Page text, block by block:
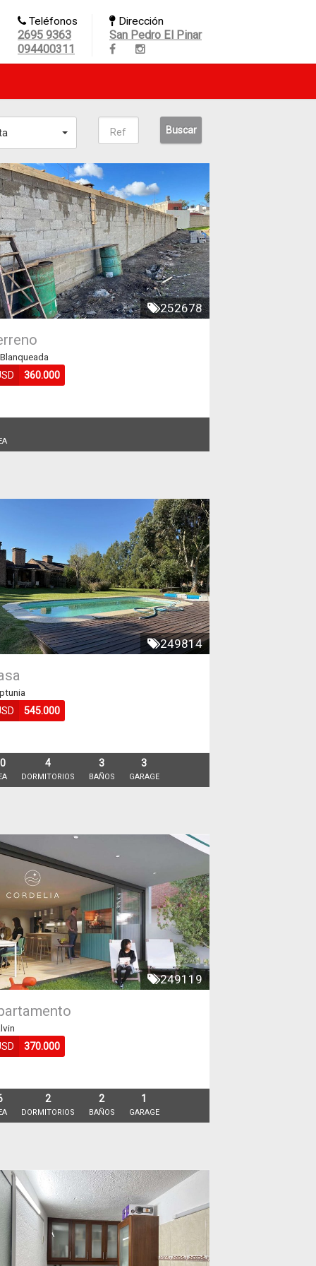
Teléfonos
2695 9363
094400311
Dirección
San Pedro El Pinar
252678
360.000
249814
545.000
4
DORMITORIOS
3
BAÑOS
3
GARAGE
249119
370.000
2
DORMITORIOS
2
BAÑOS
1
GARAGE